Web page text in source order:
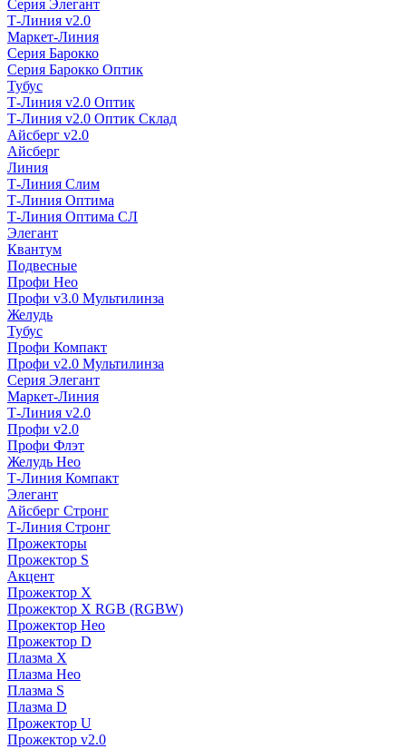
Серия Элегант
Т-Линия v2.0
Маркет-Линия
Серия Барокко
Серия Барокко Оптик
Тубус
Т-Линия v2.0 Оптик
Т-Линия v2.0 Оптик Склад
Айсберг v2.0
Айсберг
Линия
Т-Линия Слим
Т-Линия Оптима
Т-Линия Оптима СЛ
Элегант
Квантум
Подвесные
Профи Нео
Профи v3.0 Мультилинза
Желудь
Тубус
Профи Компакт
Профи v2.0 Мультилинза
Серия Элегант
Маркет-Линия
Т-Линия v2.0
Профи v2.0
Профи Флэт
Желудь Нео
Т-Линия Компакт
Элегант
Айсберг Стронг
Т-Линия Стронг
Прожекторы
Прожектор S
Акцент
Прожектор X
Прожектор Х RGB (RGBW)
Прожектор Нео
Прожектор D
Плазма X
Плазма Нео
Плазма S
Плазма D
Прожектор U
Прожектор v2.0